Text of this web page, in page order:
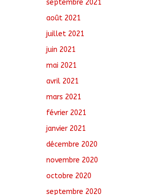
septembre 2021
août 2021
juillet 2021
juin 2021
mai 2021
avril 2021
mars 2021
février 2021
janvier 2021
décembre 2020
novembre 2020
octobre 2020
septembre 2020